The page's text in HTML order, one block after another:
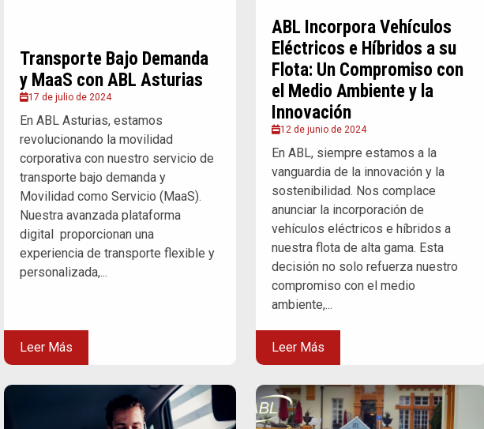
Transporte Bajo Demanda
y MaaS con ABL Asturias
17 de julio de 2024
En ABL Asturias, estamos
revolucionando la movilidad
corporativa con nuestro servicio de
transporte bajo demanda y
Movilidad como Servicio (MaaS).
Nuestra avanzada plataforma
digital proporcionan una
experiencia de transporte flexible y
personalizada,...
Leer Más
ABL Incorpora Vehículos
Eléctricos e Híbridos a su
Flota: Un Compromiso con
el Medio Ambiente y la
Innovación
12 de junio de 2024
En ABL, siempre estamos a la
vanguardia de la innovación y la
sostenibilidad. Nos complace
anunciar la incorporación de
vehículos eléctricos e híbridos a
nuestra flota de alta gama. Esta
decisión no solo refuerza nuestro
compromiso con el medio
ambiente,...
Leer Más